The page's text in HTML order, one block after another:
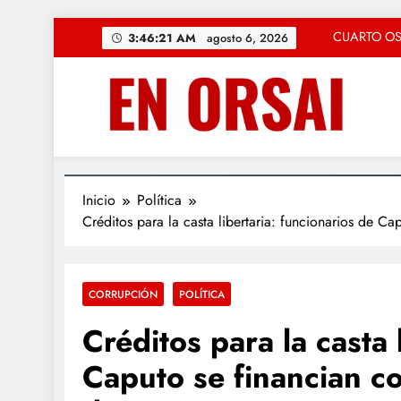
3:46:22 AM agosto 6, 2026
CUARTO
«Solución
La
Inicio
Política
Créditos para la casta libertaria: funcionarios de
CORRUPCIÓN POLÍTICA
Créditos para la
Caputo se financian